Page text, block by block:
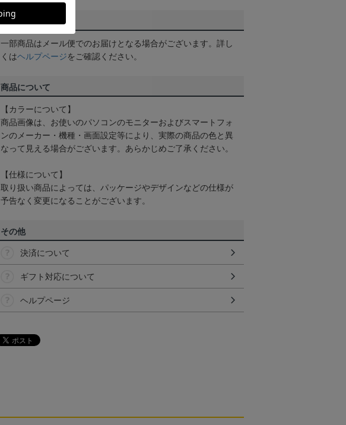
配送方法について
一部商品はメール便でのお届けとなる場合がございます。詳し
くはヘルプページをご確認ください。
商品について
【カラーについて】
商品画像は、お使いのパソコンのモニターおよびスマートフォ
ンのメーカー・機種・画面設定等により、実際の商品の色と異
なって見える場合がございます。あらかじめご了承ください。
【仕様について】
取り扱い商品によっては、パッケージやデザインなどの仕様が
予告なく変更になることがございます。
その他
決済について
ギフト対応について
ヘルプページ